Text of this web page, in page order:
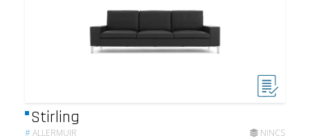
Stirling
#ALLERMUIR NINCS